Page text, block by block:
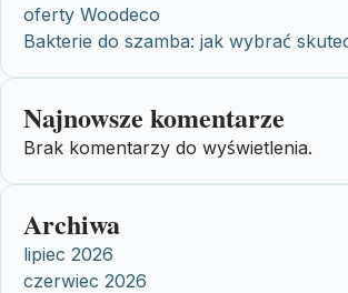
oferty Woodeco
Bakterie do szamba: jak wybrać
Najnowsze komentarze
Brak komentarzy do wyświetlenia.
Archiwa
lipiec 2026
czerwiec 2026